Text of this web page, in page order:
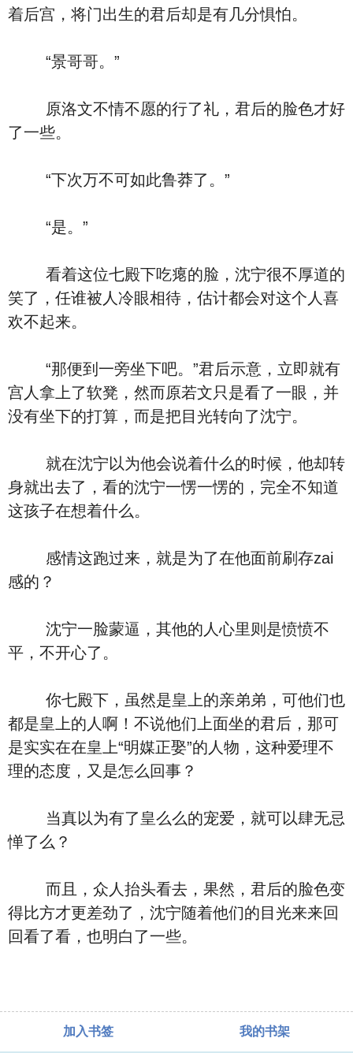
着后宫，将门出生的君后却是有几分惧怕。
“景哥哥。”
原洛文不情不愿的行了礼，君后的脸色才好
了一些。
“下次万不可如此鲁莽了。”
“是。”
看着这位七殿下吃瘪的脸，沈宁很不厚道的
笑了，任谁被人冷眼相待，估计都会对这个人喜
欢不起来。
“那便到一旁坐下吧。”君后示意，立即就有
宫人拿上了软凳，然而原若文只是看了一眼，并
没有坐下的打算，而是把目光转向了沈宁。
就在沈宁以为他会说着什么的时候，他却转
身就出去了，看的沈宁一愣一愣的，完全不知道
这孩子在想着什么。
感情这跑过来，就是为了在他面前刷存zai
感的？
沈宁一脸蒙逼，其他的人心里则是愤愤不
平，不开心了。
你七殿下，虽然是皇上的亲弟弟，可他们也
都是皇上的人啊！不说他们上面坐的君后，那可
是实实在在皇上“明媒正娶”的人物，这种爱理不
理的态度，又是怎么回事？
当真以为有了皇么么的宠爱，就可以肆无忌
惮了么？
而且，众人抬头看去，果然，君后的脸色变
得比方才更差劲了，沈宁随着他们的目光来来回
回看了看，也明白了一些。
加入书签 我的书架